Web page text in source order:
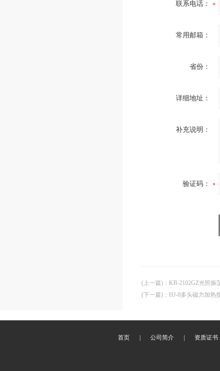
联系电话：
常用邮箱：
省份：
详细地址：
补充说明：
验证码：
(上一篇) ： KB-2102GZ光照振
(下一篇) ： HJ-8多头磁力加热
首页 公司简介 资质证书